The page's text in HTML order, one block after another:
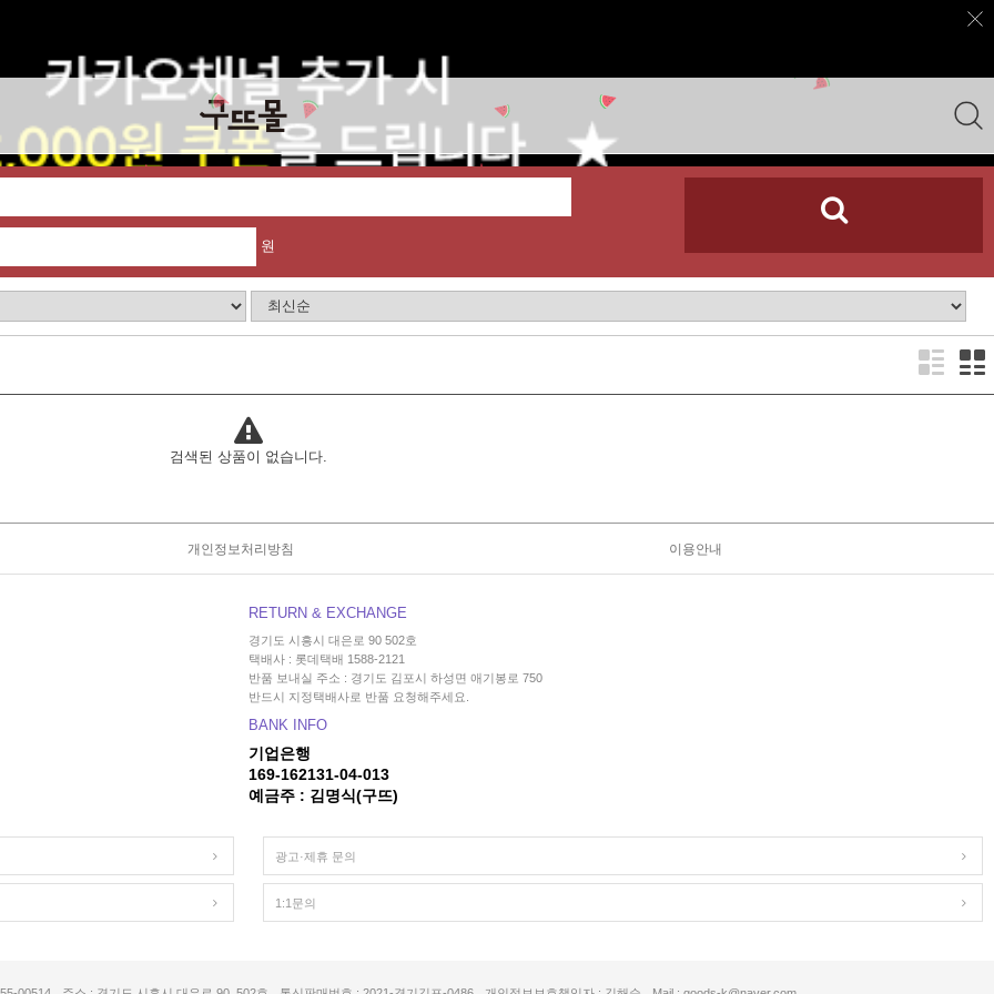
원
검색된 상품이 없습니다.
개인정보처리방침 이용안내
RETURN & EXCHANGE
경기도 시흥시 대은로 90 502호
택배사 : 롯데택배 1588-2121
반품 보내실 주소 : 경기도 김포시 하성면 애기봉로 750
반드시 지정택배사로 반품 요청해주세요.
BANK INFO
기업은행
169-162131-04-013
예금주 : 김명식(구뜨)
광고·제휴 문의
1:1문의